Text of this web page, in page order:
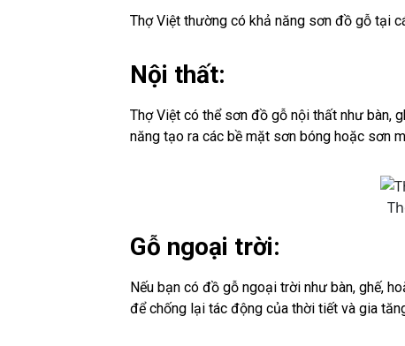
Thợ Việt thường có khả năng sơn đồ gỗ tại
Nội thất:
Thợ Việt có thể sơn đồ gỗ nội thất như bàn,
năng tạo ra các bề mặt sơn bóng hoặc sơn
Gỗ ngoại trời:
Nếu bạn có đồ gỗ ngoại trời như bàn, ghế,
để chống lại tác động của thời tiết và gia